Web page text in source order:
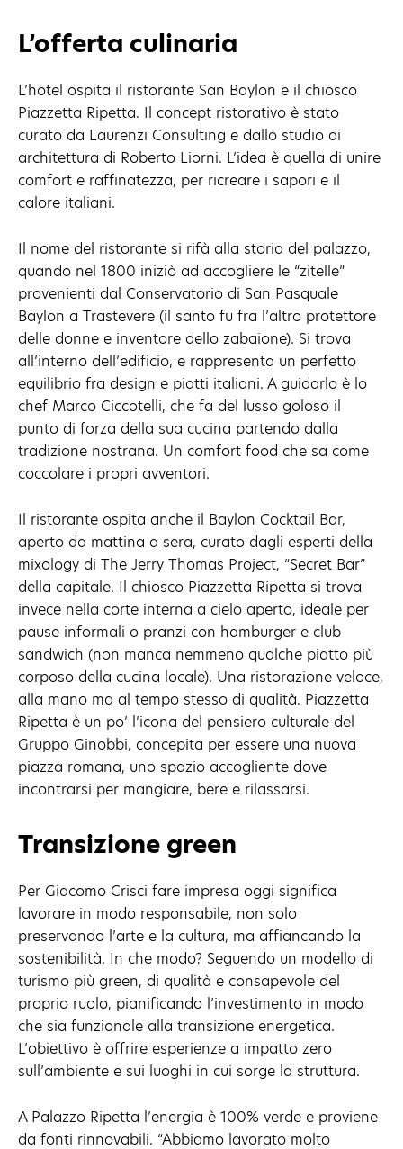
L’offerta culinaria
L’hotel ospita il ristorante San Baylon e il chiosco
Piazzetta Ripetta. Il concept ristorativo è stato
curato da Laurenzi Consulting e dallo studio di
architettura di Roberto Liorni. L’idea è quella di unire
comfort e raffinatezza, per ricreare i sapori e il
calore italiani.
Il nome del ristorante si rifà alla storia del palazzo,
quando nel 1800 iniziò ad accogliere le “zitelle”
provenienti dal Conservatorio di San Pasquale
Baylon a Trastevere (il santo fu fra l’altro protettore
delle donne e inventore dello zabaione). Si trova
all’interno dell’edificio, e rappresenta un perfetto
equilibrio fra design e piatti italiani. A guidarlo è lo
chef Marco Ciccotelli, che fa del lusso goloso il
punto di forza della sua cucina partendo dalla
tradizione nostrana. Un comfort food che sa come
coccolare i propri avventori.
Il ristorante ospita anche il Baylon Cocktail Bar,
aperto da mattina a sera, curato dagli esperti della
mixology di The Jerry Thomas Project, “Secret Bar”
della capitale. Il chiosco Piazzetta Ripetta si trova
invece nella corte interna a cielo aperto, ideale per
pause informali o pranzi con hamburger e club
sandwich (non manca nemmeno qualche piatto più
corposo della cucina locale). Una ristorazione veloce,
alla mano ma al tempo stesso di qualità. Piazzetta
Ripetta è un po’ l’icona del pensiero culturale del
Gruppo Ginobbi, concepita per essere una nuova
piazza romana, uno spazio accogliente dove
incontrarsi per mangiare, bere e rilassarsi.
Transizione green
Per Giacomo Crisci fare impresa oggi significa
lavorare in modo responsabile, non solo
preservando l’arte e la cultura, ma affiancando la
sostenibilità. In che modo? Seguendo un modello di
turismo più green, di qualità e consapevole del
proprio ruolo, pianificando l’investimento in modo
che sia funzionale alla transizione energetica.
L’obiettivo è offrire esperienze a impatto zero
sull’ambiente e sui luoghi in cui sorge la struttura.
A Palazzo Ripetta l’energia è 100% verde e proviene
da fonti rinnovabili. “Abbiamo lavorato molto